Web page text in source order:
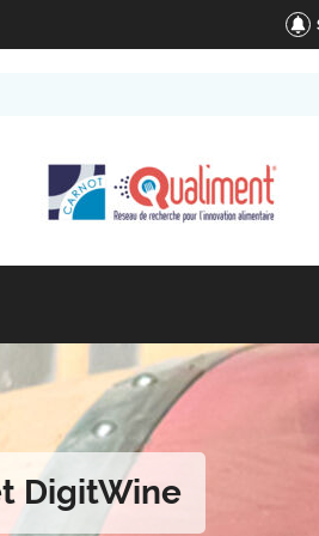
DigitWine